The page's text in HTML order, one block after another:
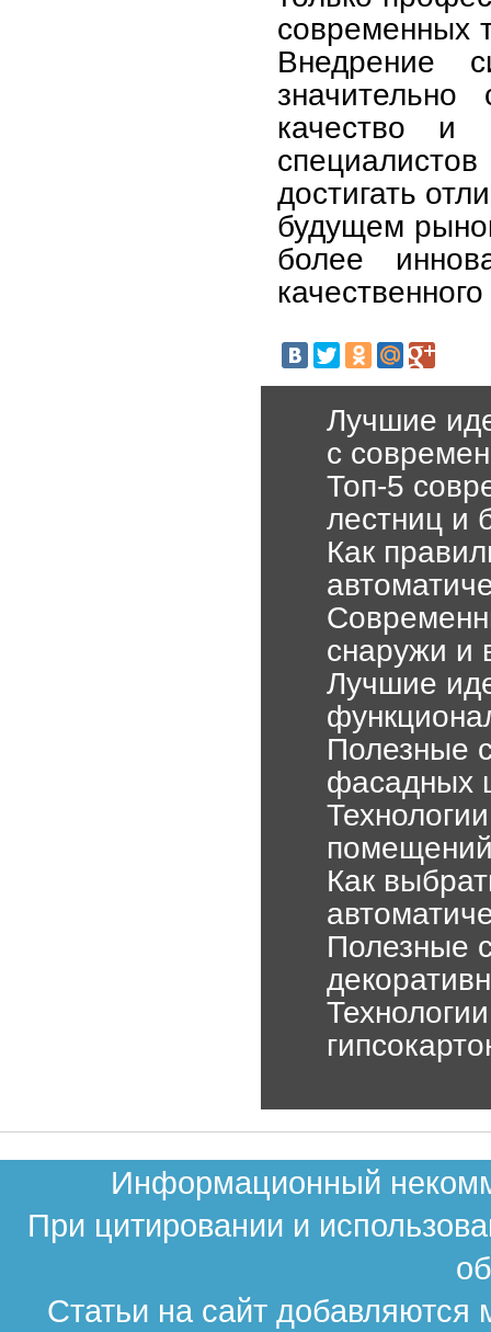
современных
Внедрение
качество и
достигать
будущем
более
Лучшие
с
Топ-5
лестниц и
Как
снаружи и
Лучшие
Полезные
фасадных
Как
Полезные
Информационный
При цитировании и
Статьи на сайт